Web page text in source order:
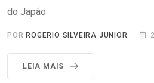
do Japão
POR ROGERIO SILVEIRA JUNIOR
LEIA MAIS